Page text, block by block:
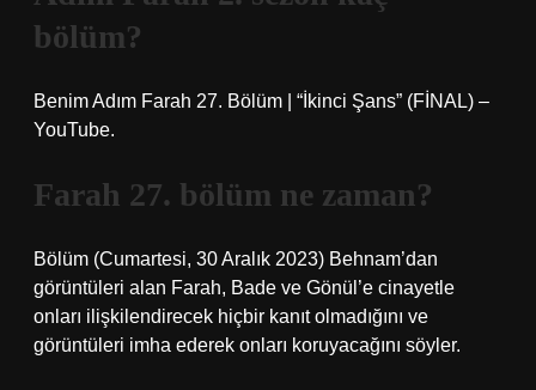
bölüm?
Benim Adım Farah 27. Bölüm | “İkinci Şans” (FİNAL) –
YouTube.
Farah 27. bölüm ne zaman?
Bölüm (Cumartesi, 30 Aralık 2023) Behnam’dan
görüntüleri alan Farah, Bade ve Gönül’e cinayetle
onları ilişkilendirecek hiçbir kanıt olmadığını ve
görüntüleri imha ederek onları koruyacağını söyler.